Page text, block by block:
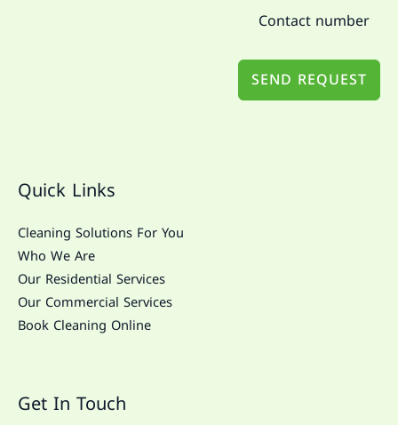
SEND REQUEST
Quick Links
Cleaning Solutions For You
Who We Are
Our Residential Services
Our Commercial Services
Book Cleaning Online
Get In Touch